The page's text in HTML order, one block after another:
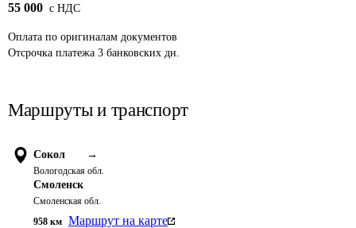
55 000 c НДС
Оплата по оригиналам документов
Отсрочка платежа 3 банковских дн.
Маршруты и транспорт
Сокол →
Вологодская обл.
Смоленск
Смоленская обл.
958 км Маршрут на карте